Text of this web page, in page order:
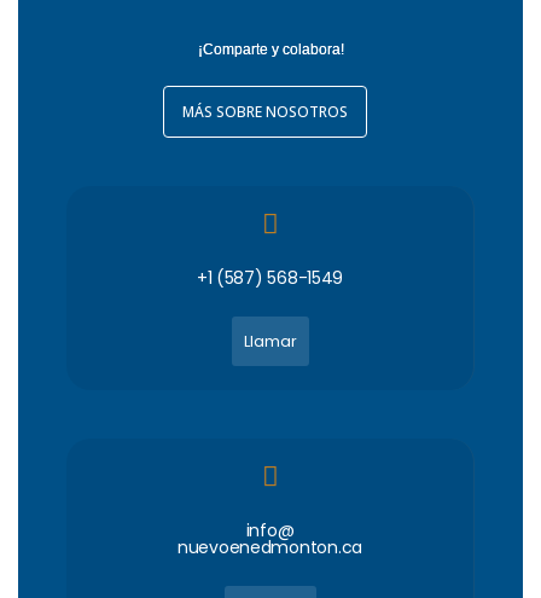
¡Comparte y colabora!
MÁS SOBRE NOSOTROS
+1 (587) 568-1549
Llamar
info@
nuevoenedmonton.ca